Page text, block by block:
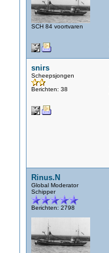
SCH 84 voortvaren
snirs
Scheepsjongen
Berichten: 38
Rinus.N
Global Moderator
Schipper
Berichten: 2798